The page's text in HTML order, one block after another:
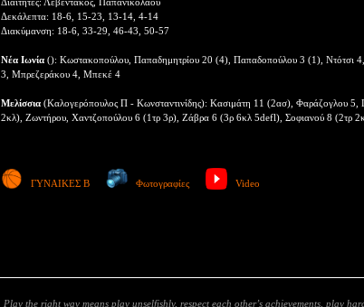
Δεκάλεπτα: 18-6, 15-23, 13-14, 4-14
Διακύμανση: 18-6, 33-29, 46-43, 50-57
Νέα Ιωνία (): Κωστακοπούλου, Παπαδημητρίου 20 (4), Παπαδοπούλου 3 (1), Ντότσι
3, Μπρεζεράκου 4, Μπεκέ 4
Μελίσσια (Καλογερόπουλος Π - Κωνσταντινίδης): Κασιμάτη 11 (2ασ), Φαράζογλου 5,
2κλ), Ζωντήρου, Χαντζοπούλου 6 (1τρ 3ρ), Ζάβρα 6 (3ρ 6κλ 5defl), Σοφιανού 8 (2τρ
ΓΥΝΑΙΚΕΣ Β Φωτογραφίες Video
Play the right way means play unselfishly, respect each other’s achievements, play